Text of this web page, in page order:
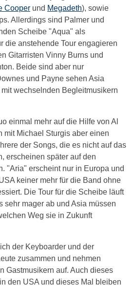
Cooper und Megadeth), sowie
Allerdings sind Palmer und
Scheibe "Aqua" als
die anstehende Tour engagieren
Gitarristen Vinny Burns und
Beide sind aber nur
und Payne sehen Asia
wechselnden Begleitmusikern
einmal mehr auf die Hilfe von Al
mit Michael Sturgis aber einen
der Songs, die es nicht auf das
erscheinen später auf den
"Aria" erscheint nur in Europa und
keiner mehr für die Band ohne
Die Tour für die Scheibe läuft
sehr mager ab und Asia müssen
Weg sie in Zukunft
der Keyboarder und der
zusammen und nehmen
Gastmusikern auf. Auch dieses
den USA und dieses Mal bleiben